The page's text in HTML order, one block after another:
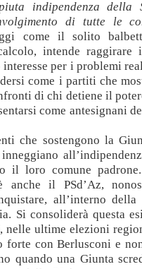
indipendenza della
di tutte le
come il solito
intende raggirare
per i problemi
come i partiti che
di chi detiene il
come antesignani
che sostengono la
il loro comune
anche il PSd’Az,
all’interno della
Si consoliderà questa
nelle ultime elezioni
forte con Berlusconi e
quando una Giunta